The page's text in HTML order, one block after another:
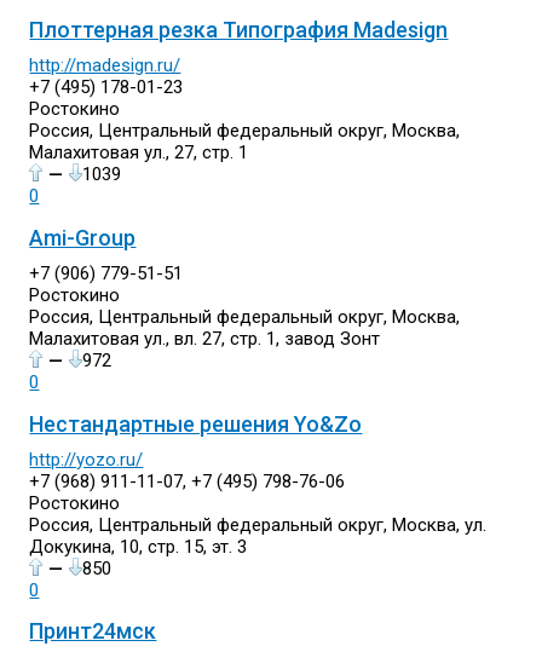
Плоттерная резка Типография Madesign
http://madesign.ru/
+7 (495) 178-01-23
Ростокино
Россия, Центральный федеральный округ, Москва,
Малахитовая ул., 27, стр. 1
—
1039
0
Ami-Group
+7 (906) 779-51-51
Ростокино
Россия, Центральный федеральный округ, Москва,
Малахитовая ул., вл. 27, стр. 1, завод Зонт
—
972
0
Нестандартные решения Yo&Zo
http://yozo.ru/
+7 (968) 911-11-07, +7 (495) 798-76-06
Ростокино
Россия, Центральный федеральный округ, Москва, ул.
Докукина, 10, стр. 15, эт. 3
—
850
0
Принт24мск